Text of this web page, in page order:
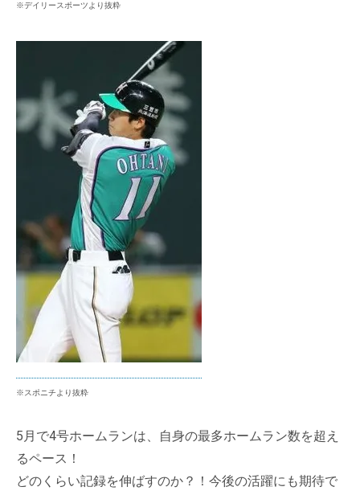
※デイリースポーツより抜粋
※スポニチより抜粋
5月で4号ホームランは、自身の最多ホームラン数を超え
るペース！
どのくらい記録を伸ばすのか？！今後の活躍にも期待で